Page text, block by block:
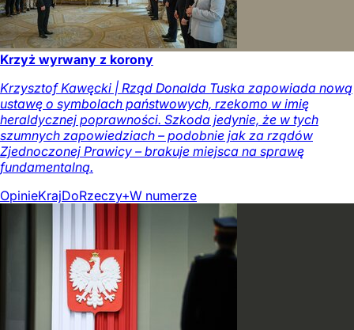
Krzyż wyrwany z korony
Krzysztof Kawęcki | Rząd Donalda Tuska zapowiada nową
ustawę o symbolach państwowych, rzekomo w imię
heraldycznej poprawności. Szkoda jedynie, że w tych
szumnych zapowiedziach – podobnie jak za rządów
Zjednoczonej Prawicy – brakuje miejsca na sprawę
fundamentalną.
OpinieKrajDoRzeczy+W numerze